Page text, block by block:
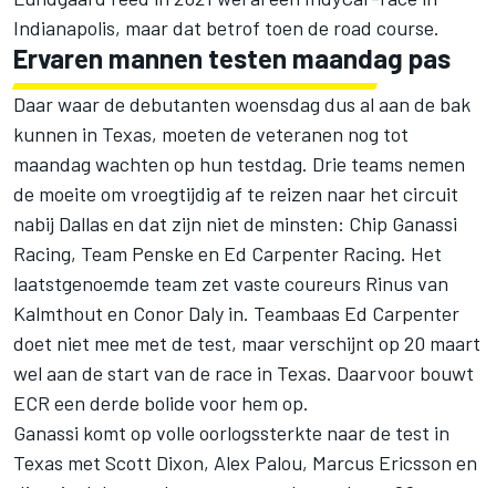
Indianapolis, maar dat betrof toen de road course.
Ervaren mannen testen maandag pas
Daar waar de debutanten woensdag dus al aan de bak
kunnen in Texas, moeten de veteranen nog tot
maandag wachten op hun testdag. Drie teams nemen
de moeite om vroegtijdig af te reizen naar het circuit
nabij Dallas en dat zijn niet de minsten: Chip Ganassi
Racing, Team Penske en Ed Carpenter Racing. Het
laatstgenoemde team zet vaste coureurs Rinus van
Kalmthout en Conor Daly in. Teambaas Ed Carpenter
doet niet mee met de test, maar verschijnt op 20 maart
wel aan de start van de race in Texas. Daarvoor bouwt
ECR een derde bolide voor hem op.
Ganassi komt op volle oorlogssterkte naar de test in
Texas met Scott Dixon, Alex Palou, Marcus Ericsson en